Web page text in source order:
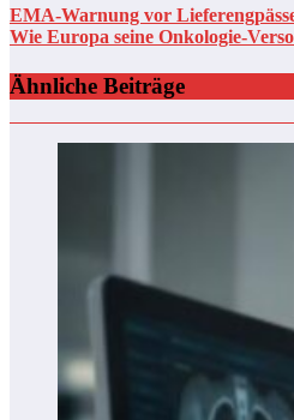
EMA-Warnung vor
Wie Europa seine Onkologie-
Ähnliche Beiträge